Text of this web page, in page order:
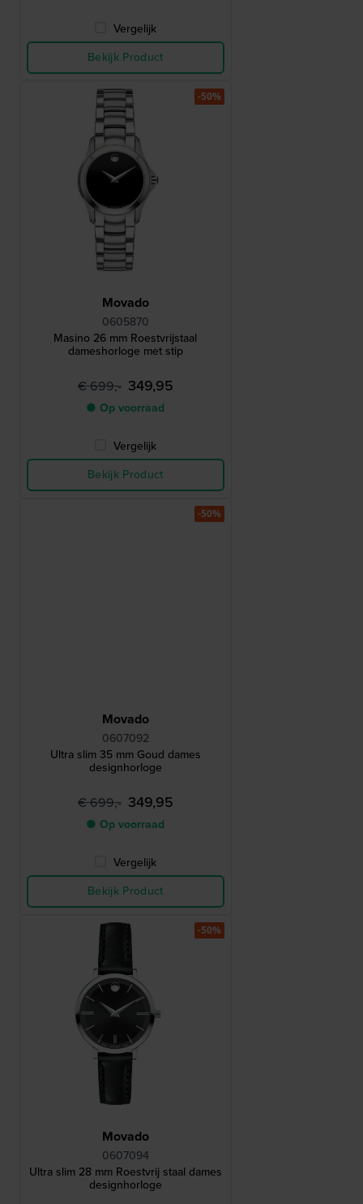
Vergelijk
Bekijk Product
Movado
0605870
Masino 26 mm Roestvrijstaal
dameshorloge met stip
€ 699,- 349,95
● Op voorraad
Vergelijk
Bekijk Product
-50%
Movado
0607092
Ultra slim 35 mm Goud dames
designhorloge
€ 699,- 349,95
● Op voorraad
Vergelijk
Bekijk Product
-50%
Movado
0607094
Ultra slim 28 mm Roestvrij staal dames
designhorloge
-50%